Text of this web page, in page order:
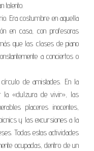
talento.
Era costumbre en aquella
en casa, con profesoras
que las clases de piano
a conciertos o
de amistades. En la
la «dulzura de vivir», las
placeres inocentes,
y las excursiones a la
Todas estas actividades
ocupadas, dentro de un